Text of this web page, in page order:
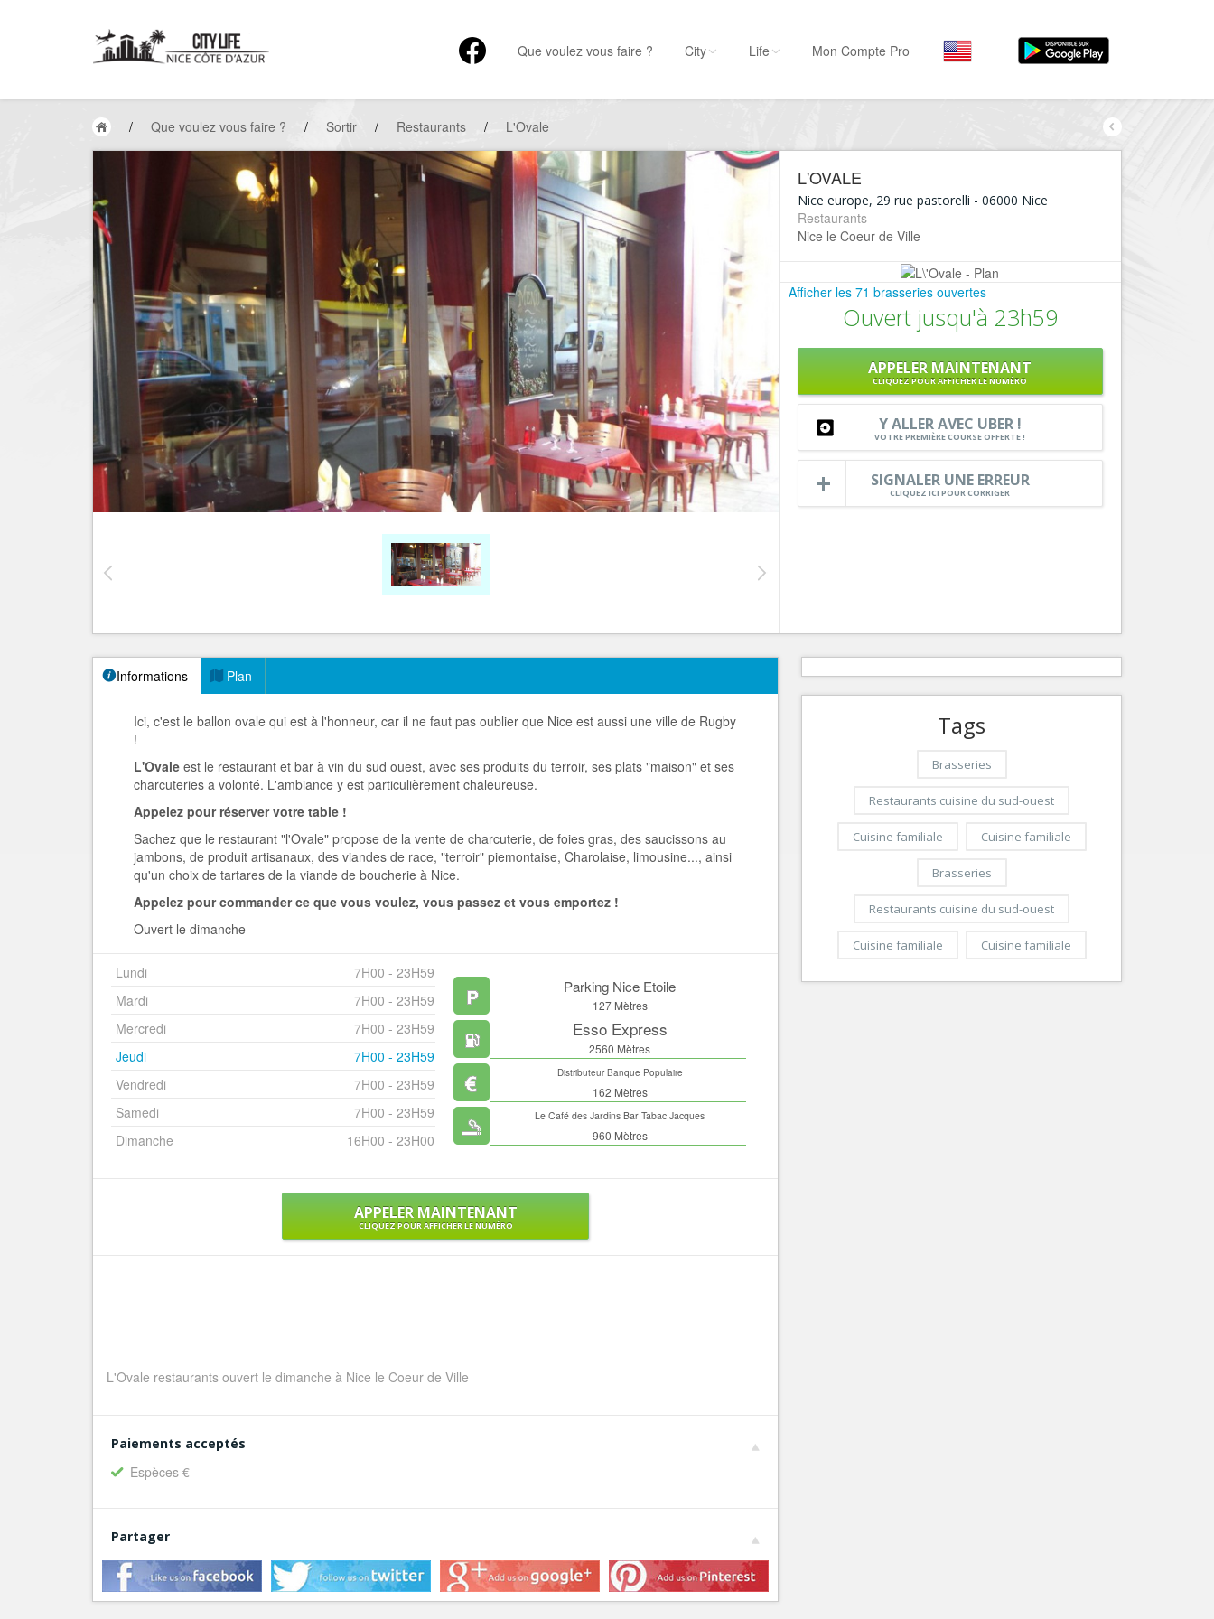
Que voulez vous faire ?
Musées, ...
Sortir
Restaurants, ...
Commerces
Mode, ...
Loisirs
Plages, sports, ...
Services
Tourisme, ...
Par quartiers
Nice le petit Marais Niçois
Nice la plaine du Var
Nice Aéroport
City Life Mon Compte Pro
/ Que voulez vous faire ? / Sortir / Restaurants / L'Ovale
L'OVALE
Nice europe, 29 rue pastorelli - 06000 Nice
Restaurants
Nice le Coeur de Ville
Afficher les 71 brasseries ouvertes
Ouvert jusqu'à 23h59
APPELER MAINTENANT
CLIQUEZ POUR AFFICHER LE NUMÉRO
Y ALLER AVEC UBER !
VOTRE PREMIÈRE COURSE OFFERTE !
SIGNALER UNE ERREUR
CLIQUEZ ICI POUR CORRIGER
Informations Plan
Ici, c'est le ballon ovale qui est à l'honneur, car il ne faut pas oublier que Nice est aussi une ville de Rugby
!
L'Ovale est le restaurant et bar à vin du sud ouest, avec ses produits du terroir, ses plats "maison" et ses
charcuteries a volonté. L'ambiance y est particulièrement chaleureuse.
Appelez pour réserver votre table !
Sachez que le restaurant "l'Ovale" propose de la vente de charcuterie, de foies gras, des saucissons au
jambons, de produit artisanaux, des viandes de race, "terroir" piemontaise, Charolaise, limousine..., ainsi
qu'un choix de tartares de la viande de boucherie à Nice.
Appelez pour commander ce que vous voulez, vous passez et vous emportez !
Ouvert le dimanche
Lundi
7H00 - 23H59
Mardi
7H00 - 23H59
Mercredi
7H00 - 23H59
Jeudi
7H00 - 23H59
Vendredi
7H00 - 23H59
Samedi
7H00 - 23H59
Dimanche
16H00 - 23H00
Parking Nice Etoile
127 Mètres
Esso Express
2560 Mètres
Distributeur Banque Populaire
162 Mètres
Le Café des Jardins Bar Tabac Jacques
960 Mètres
APPELER MAINTENANT
CLIQUEZ POUR AFFICHER LE NUMÉRO
L'Ovale restaurants ouvert le dimanche à Nice le Coeur de Ville
Paiements acceptés
Espèces €
Partager
Tags
Brasseries
Restaurants cuisine du sud-ouest
Cuisine familiale Cuisine familiale
Brasseries
Restaurants cuisine du sud-ouest
Cuisine familiale Cuisine familiale